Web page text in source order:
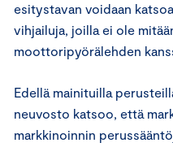
esitystavan voidaan
vihjailuja, joilla ei ole
moottoripyörälehden
Edellä mainituilla
neuvosto katsoo, että
markkinoinnin